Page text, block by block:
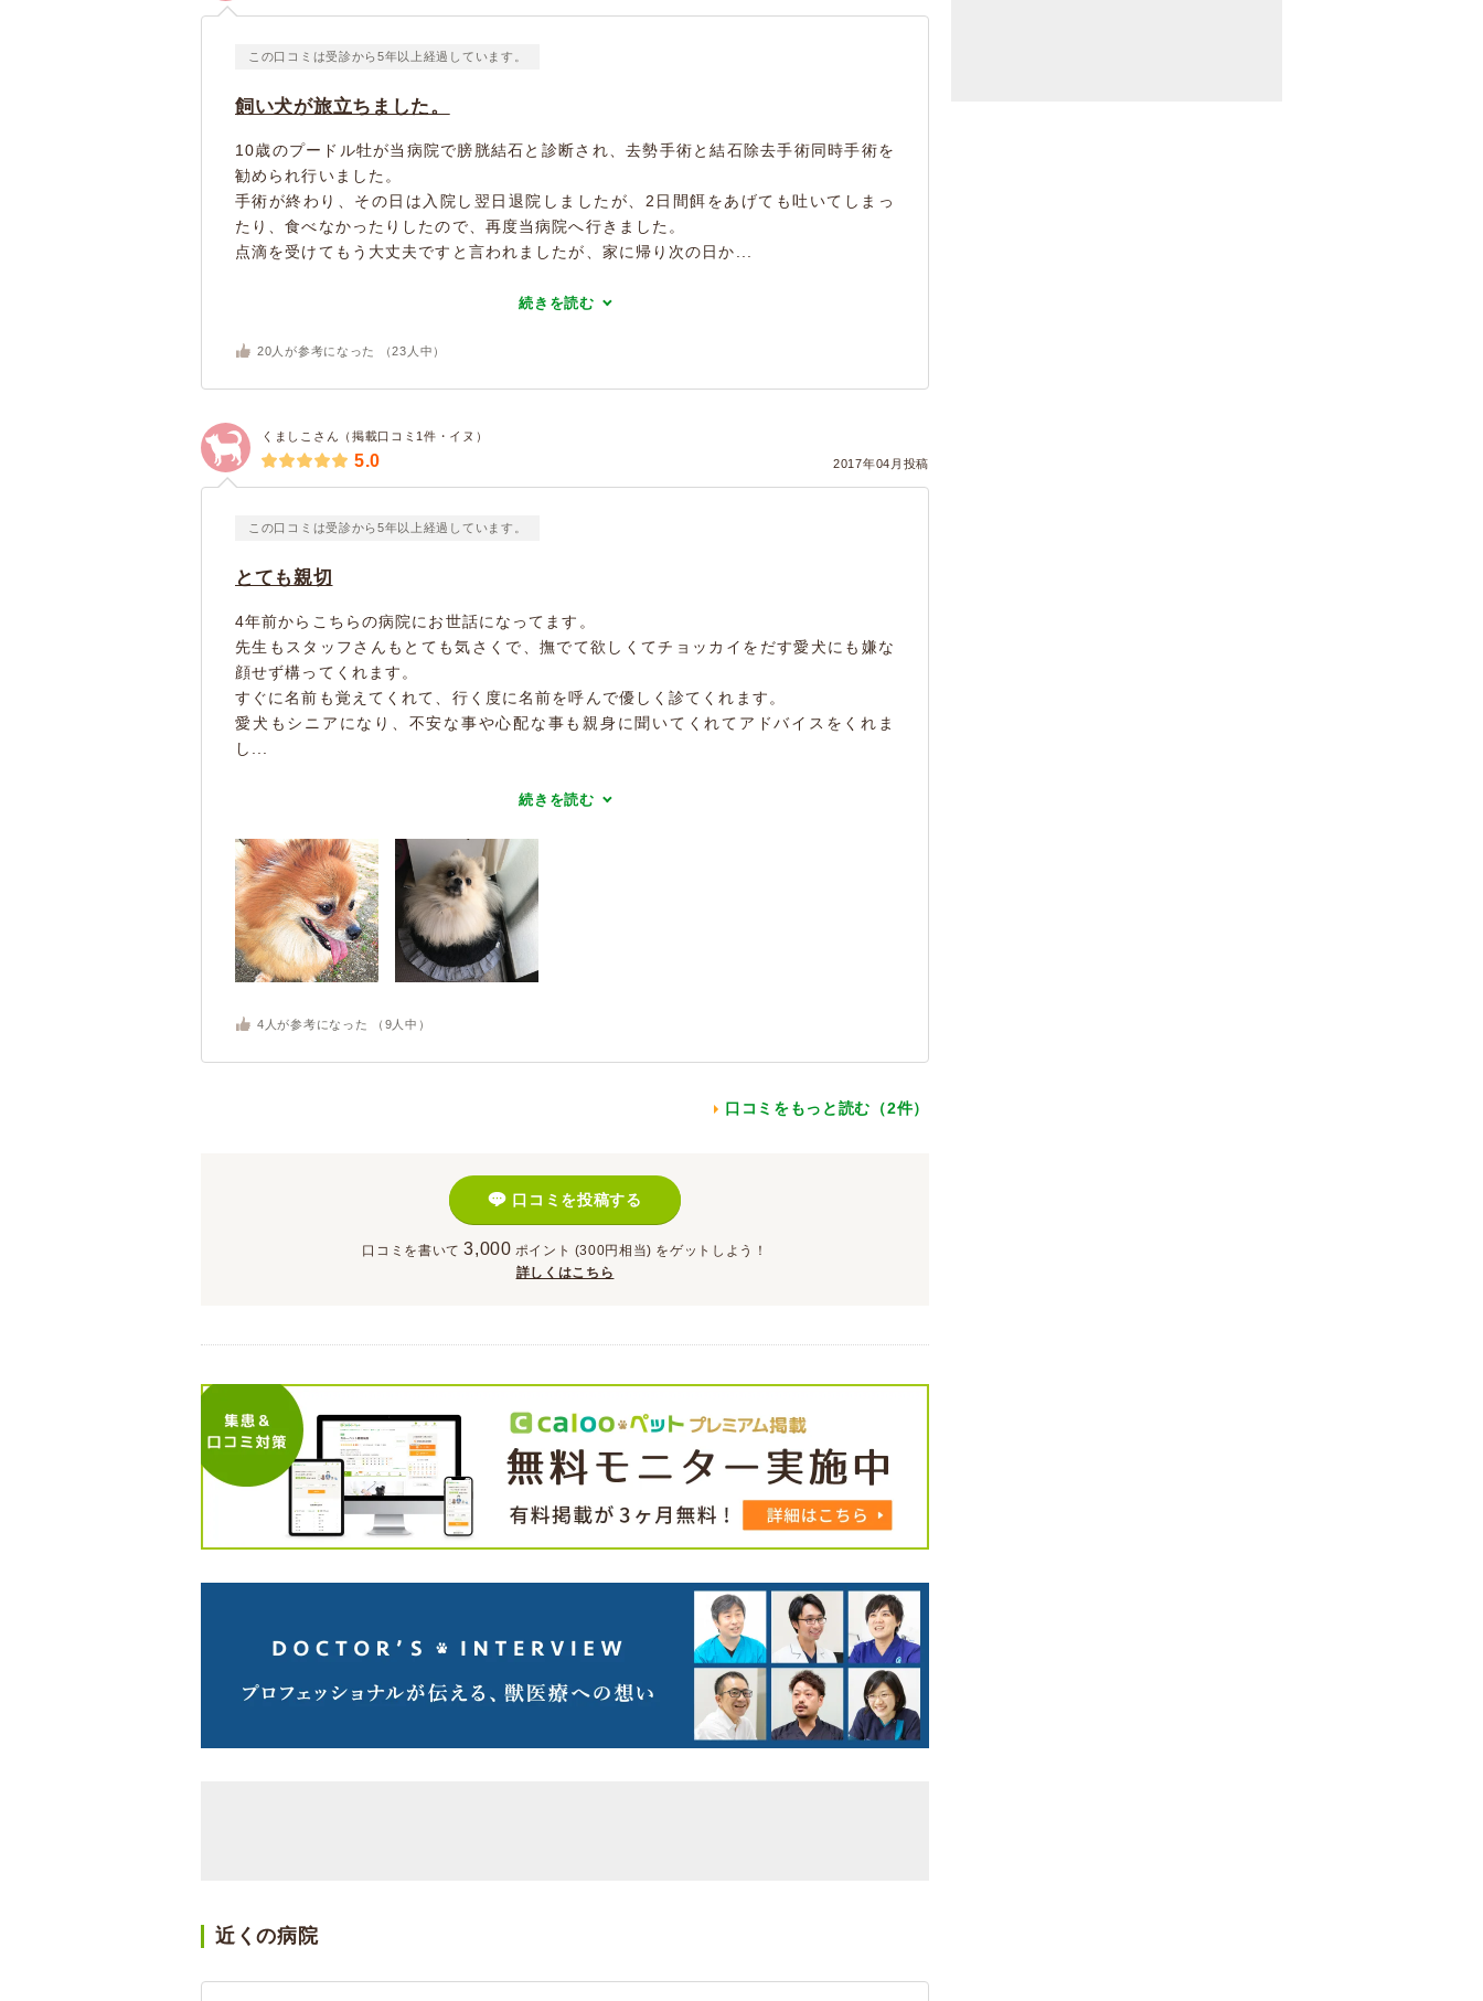
この口コミは受診から5年以上経過しています。
飼い犬が旅立ちました。
10歳のプードル牡が当病院で膀胱結石と診断され、去勢手術と結石除去手術同時手術を
勧められ行いました。
手術が終わり、その日は入院し翌日退院しましたが、2日間餌をあげても吐いてしまっ
たり、食べなかったりしたので、再度当病院へ行きました。
点滴を受けてもう大丈夫ですと言われましたが、家に帰り次の日か...
続きを読む
20 人が参考になった （23 人中）
くましこさん（掲載口コミ1件・イヌ）
2017年04月投稿
5.0
この口コミは受診から5年以上経過しています。
とても親切
4年前からこちらの病院にお世話になってます。
先生もスタッフさんもとても気さくで、撫でて欲しくてチョッカイをだす愛犬にも嫌な
顔せず構ってくれます。
すぐに名前も覚えてくれて、行く度に名前を呼んで優しく診てくれます。
愛犬もシニアになり、不安な事や心配な事も親身に聞いてくれてアドバイスをくれま
し...
続きを読む
4 人が参考になった （ 9 人中）
口コミをもっと読む（2件）
口コミを投稿する
口コミを書いて 3,000 ポイント (300円相当) をゲットしよう！
詳しくはこちら
近くの病院